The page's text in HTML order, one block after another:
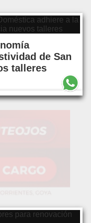
de San
talleres